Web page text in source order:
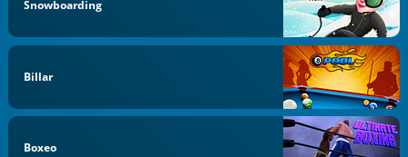
Snowboarding
Billar
Boxeo